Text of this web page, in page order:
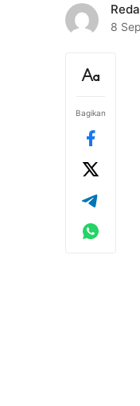
8
Bagikan